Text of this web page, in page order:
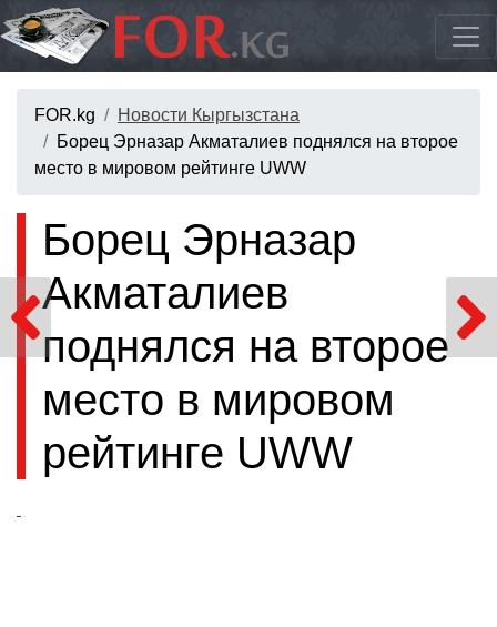
FOR.kg
Новости Кыргызстана
Борец Эрназар Акматалиев поднялся на второе
место в мировом рейтинге UWW
Борец Эрназар
Акматалиев
поднялся на второе
место в мировом
рейтинге UWW